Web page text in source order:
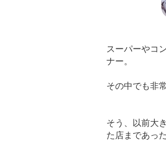
スーパーやコ
ナー。
その中でも非
そう、以前大
た店まであっ